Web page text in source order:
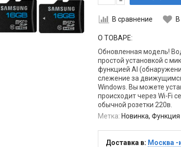
В сравнение
О ТОВАРЕ:
Обновленная модель!
простой установкой с
функцией AI
слежение за
Windows. Вы можете
происходит через Wi-Fi
обычной розетки 220в.
Метка: Новинка,
Доставка в: Москва -